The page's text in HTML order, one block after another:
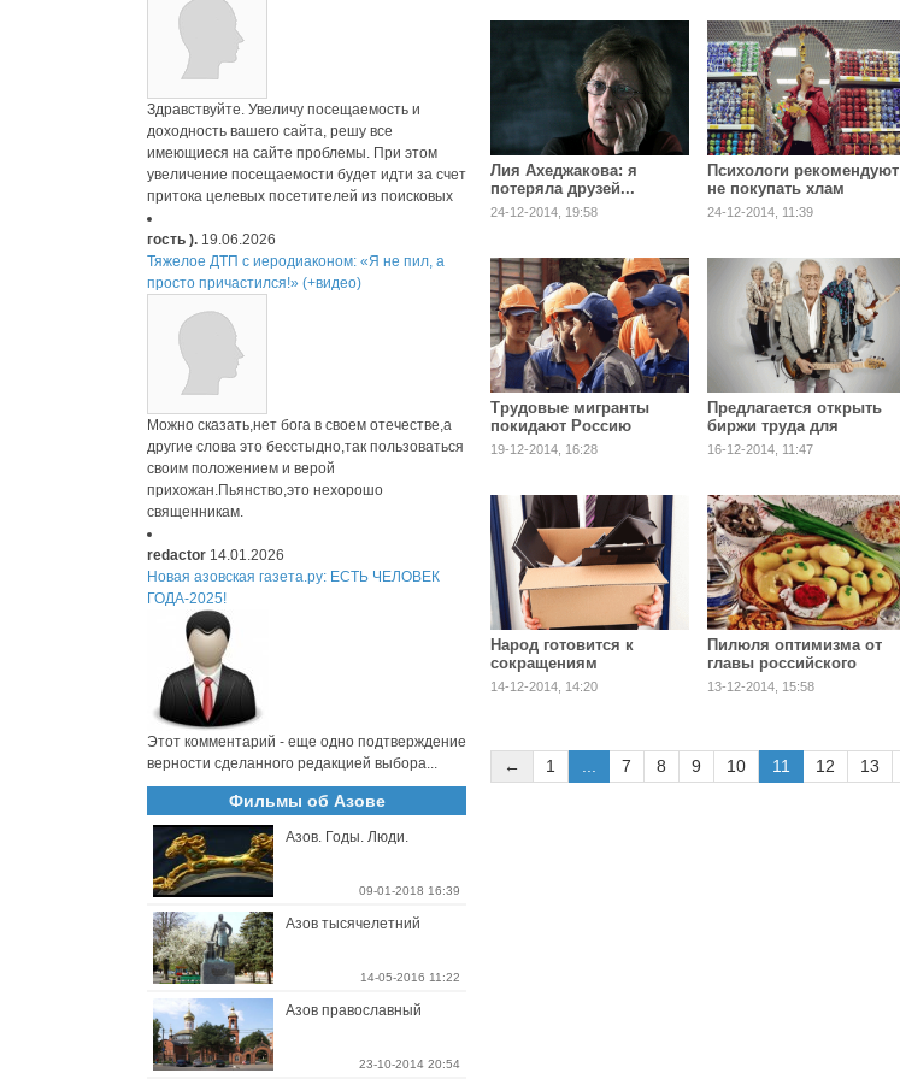
Лия Ахеджакова: я
потеряла друзей...
24-12-2014, 19:58
Психологи рекомендуют
не покупать хлам
24-12-2014, 11:39
Трудовые мигранты
покидают Россию
19-12-2014, 16:28
Предлагается открыть
биржи труда для
пенсионеров
16-12-2014, 11:47
Народ готовится к
сокращениям
14-12-2014, 14:20
Пилюля оптимизма от
главы российского
правительства
13-12-2014, 15:58
← 1 7 8 9 10 11 12 13
Здравствуйте. Увеличу посещаемость и
доходность вашего сайта, решу все
имеющиеся на сайте проблемы. При этом
увеличение посещаемости будет идти за счет
притока целевых посетителей из поисковых
гость ). 19.06.2026
Тяжелое ДТП с иеродиаконом: «Я не пил, а
просто причастился!» (+видео)
Можно сказать,нет бога в своем отечестве,а
другие слова это бесстыдно,так пользоваться
своим положением и верой
прихожан.Пьянство,это нехорошо
священникам.
redactor 14.01.2026
Новая азовская газета.ру: ЕСТЬ ЧЕЛОВЕК
ГОДА-2025!
Этот комментарий - еще одно подтверждение
верности сделанного редакцией выбора...
Фильмы об Азове
Азов. Годы. Люди.
09-01-2018 16:39
Азов тысячелетний
14-05-2016 11:22
Азов православный
23-10-2014 20:54